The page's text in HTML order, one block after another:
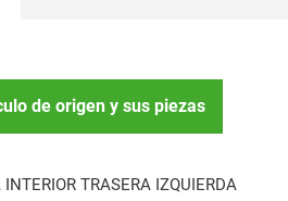
de origen y sus piezas
TRASERA IZQUIERDA